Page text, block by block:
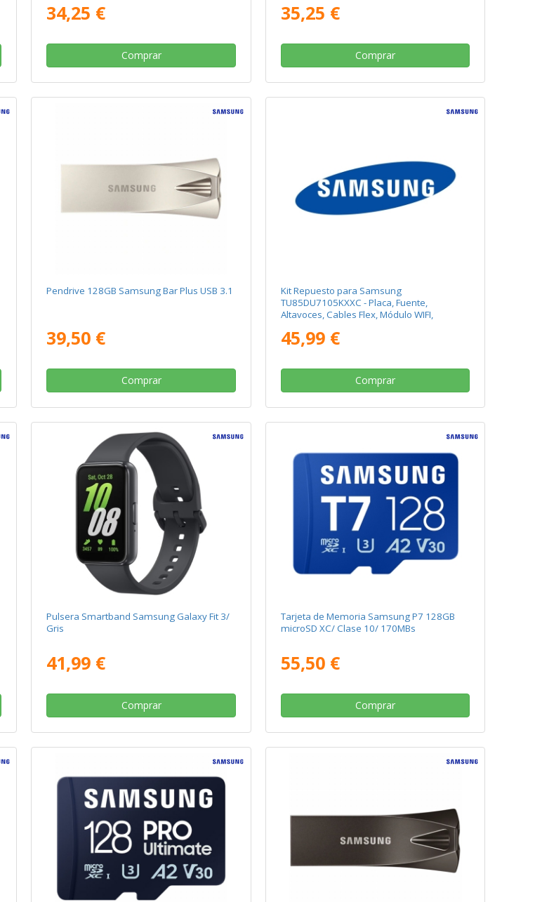
34,25 €
Comprar
35,25 €
Comprar
Pendrive 128GB Samsung Bar Plus USB 3.1
39,50 €
Comprar
Kit Repuesto para Samsung
TU85DU7105KXXC - Placa, Fuente,
Altavoces, Cables Flex, Módulo WIFI,
45,99 €
Comprar
Pulsera Smartband Samsung Galaxy Fit 3/
Gris
41,99 €
Comprar
Tarjeta de Memoria Samsung P7 128GB
microSD XC/ Clase 10/ 170MBs
55,50 €
Comprar